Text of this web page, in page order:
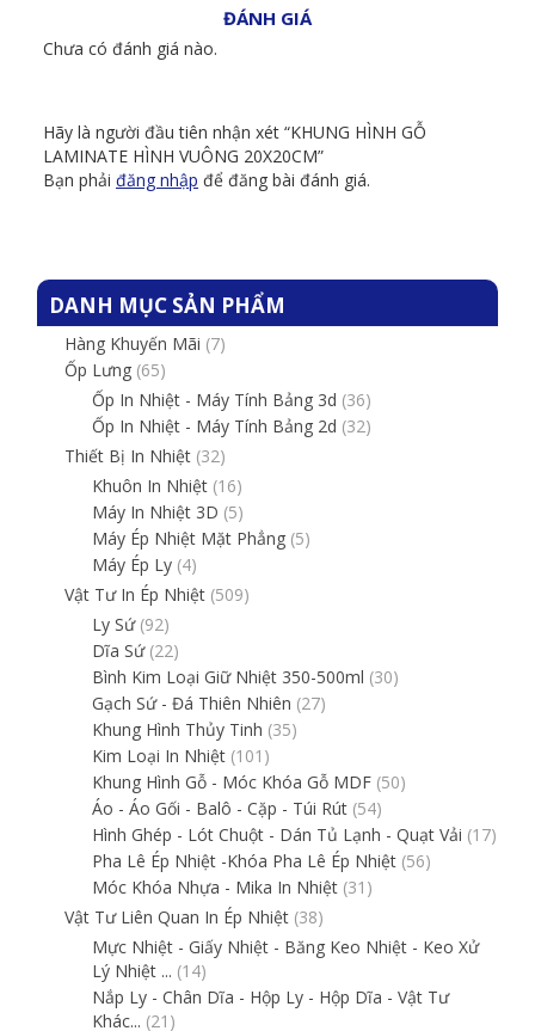
ĐÁNH GIÁ
Chưa có đánh giá nào.
Hãy là người đầu tiên nhận xét “KHUNG HÌNH GỖ
LAMINATE HÌNH VUÔNG 20X20CM”
Bạn phải đăng nhập để đăng bài đánh giá.
DANH MỤC SẢN PHẨM
Hàng Khuyến Mãi (7)
Ốp Lưng (65)
Ốp In Nhiệt - Máy Tính Bảng 3d (36)
Ốp In Nhiệt - Máy Tính Bảng 2d (32)
Thiết Bị In Nhiệt (32)
Khuôn In Nhiệt (16)
Máy In Nhiệt 3D (5)
Máy Ép Nhiệt Mặt Phẳng (5)
Máy Ép Ly (4)
Vật Tư In Ép Nhiệt (509)
Ly Sứ (92)
Dĩa Sứ (22)
Bình Kim Loại Giữ Nhiệt 350-500ml (30)
Gạch Sứ - Đá Thiên Nhiên (27)
Khung Hình Thủy Tinh (35)
Kim Loại In Nhiệt (101)
Khung Hình Gỗ - Móc Khóa Gỗ MDF (50)
Áo - Áo Gối - Balô - Cặp - Túi Rút (54)
Hình Ghép - Lót Chuột - Dán Tủ Lạnh - Quạt Vải (17)
Pha Lê Ép Nhiệt -Khóa Pha Lê Ép Nhiệt (56)
Móc Khóa Nhựa - Mika In Nhiệt (31)
Vật Tư Liên Quan In Ép Nhiệt (38)
Mực Nhiệt - Giấy Nhiệt - Băng Keo Nhiệt - Keo Xử
Lý Nhiệt ... (14)
Nắp Ly - Chân Dĩa - Hộp Ly - Hộp Dĩa - Vật Tư
Khác... (21)